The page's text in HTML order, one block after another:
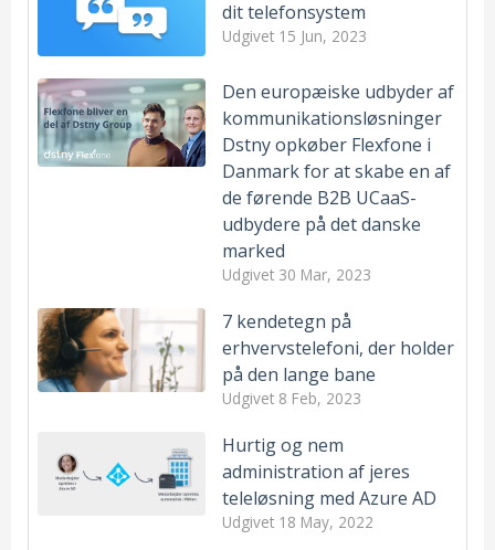
dit telefonsystem
Udgivet 15 Jun, 2023
Den europæiske udbyder af
kommunikationsløsninger
Dstny opkøber Flexfone i
Danmark for at skabe en af
de førende B2B UCaaS-
udbydere på det danske
marked
Udgivet 30 Mar, 2023
7 kendetegn på
erhvervstelefoni, der holder
på den lange bane
Udgivet 8 Feb, 2023
Hurtig og nem
administration af jeres
teleløsning med Azure AD
Udgivet 18 May, 2022